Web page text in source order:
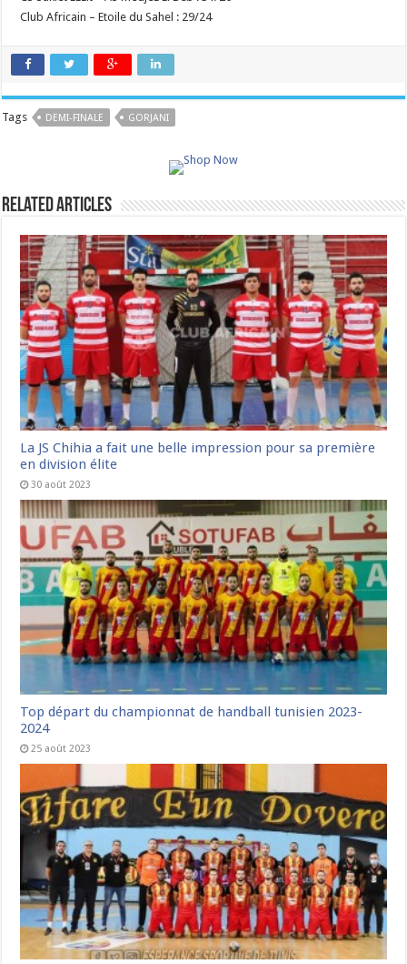
Club Africain – Etoile du Sahel : 29/24
Tags DEMI-FINALE GORJANI
Related Articles
La JS Chihia a fait une belle impression pour sa première
en division élite
30 août 2023
Top départ du championnat de handball tunisien 2023-
2024
25 août 2023